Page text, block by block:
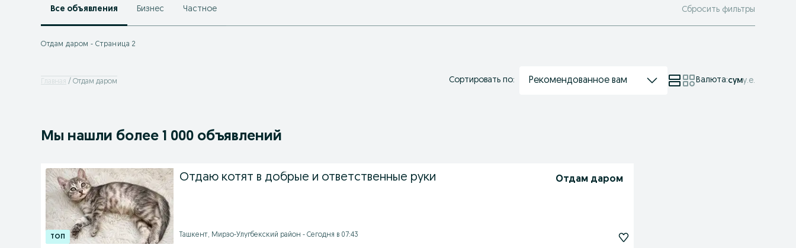
Все объявления Бизнес Частное Сбросить фильтры
Отдам даром - Страница 2
Главная Отдам даром Сортировать по: Рекомендованное вам Валюта:суму.е.
Мы нашли более 1 000 объявлений
Отдаю котят в добрые и ответственные руки Отдам даром
Ташкент, Мирзо-Улугбекский район - Сегодня в 07:43